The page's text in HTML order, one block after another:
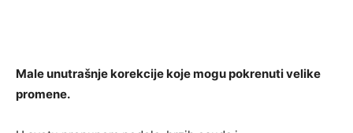
Male unutrašnje korekcije koje mogu pokrenuti velike
promene.